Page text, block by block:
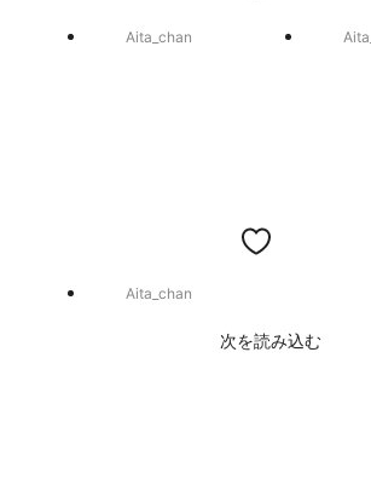
Aita_chan
Aita_chan
次を読み込む